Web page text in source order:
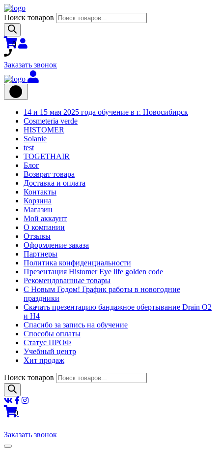
Поиск товаров
0
Заказать звонок
14 и 15 мая 2025 года обучение в г. Новосибирск
Cosmeteria verde
HISTOMER
Solanie
test
TOGETHAIR
Блог
Возврат товара
Доставка и оплата
Контакты
Корзина
Магазин
Мой аккаунт
О компании
Отзывы
Оформление заказа
Партнеры
Политика конфиденциальности
Презентация Histomer Eye life golden code
Рекомендованные товары
С Новым Годом! График работы в новогодние
праздники
Скачать презентацию бандажное обертывание Drain O2
и H4
Спасибо за запись на обучение
Способы оплаты
Статус ПРОФ
Учебный центр
Хит продаж
Поиск товаров
0
Заказать звонок